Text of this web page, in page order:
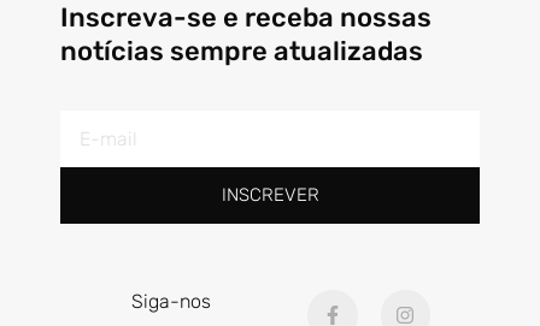
Inscreva-se e receba nossas
notícias sempre atualizadas
mail
INSCREVER
Siga-nos
a
n